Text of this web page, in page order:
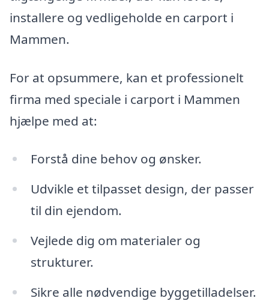
installere og vedligeholde en carport i
Mammen.
For at opsummere, kan et professionelt
firma med speciale i carport i Mammen
hjælpe med at:
Forstå dine behov og ønsker.
Udvikle et tilpasset design, der passer
til din ejendom.
Vejlede dig om materialer og
strukturer.
Sikre alle nødvendige byggetilladelser.